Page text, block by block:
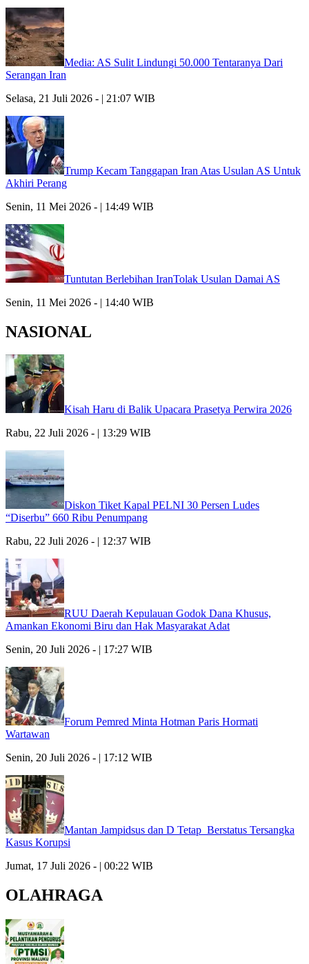
Media: AS Sulit Lindungi 50.000 Tentaranya Dari
Serangan Iran
Selasa, 21 Juli 2026 - | 21:07 WIB
Trump Kecam Tanggapan Iran Atas Usulan AS Untuk
Akhiri Perang
Senin, 11 Mei 2026 - | 14:49 WIB
Tuntutan Berlebihan IranTolak Usulan Damai AS
Senin, 11 Mei 2026 - | 14:40 WIB
NASIONAL
Kisah Haru di Balik Upacara Prasetya Perwira 2026
Rabu, 22 Juli 2026 - | 13:29 WIB
Diskon Tiket Kapal PELNI 30 Persen Ludes
“Diserbu” 660 Ribu Penumpang
Rabu, 22 Juli 2026 - | 12:37 WIB
RUU Daerah Kepulauan Godok Dana Khusus,
Amankan Ekonomi Biru dan Hak Masyarakat Adat
Senin, 20 Juli 2026 - | 17:27 WIB
Forum Pemred Minta Hotman Paris Hormati
Wartawan
Senin, 20 Juli 2026 - | 17:12 WIB
Mantan Jampidsus dan D Tetap Berstatus Tersangka
Kasus Korupsi
Jumat, 17 Juli 2026 - | 00:22 WIB
OLAHRAGA